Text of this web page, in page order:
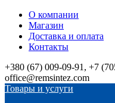
О компании
Магазин
Доставка и оплата
Контакты
+380 (67) 009-09-91, +7
office@remsintez.com
Товары и услуги